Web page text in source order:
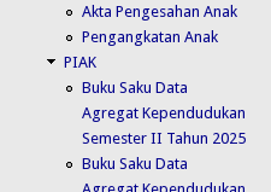
Akta Pengesahan Anak
Pengangkatan Anak
PIAK
Buku Saku Data
Agregat Kependudukan
Semester II Tahun 2025
Buku Saku Data